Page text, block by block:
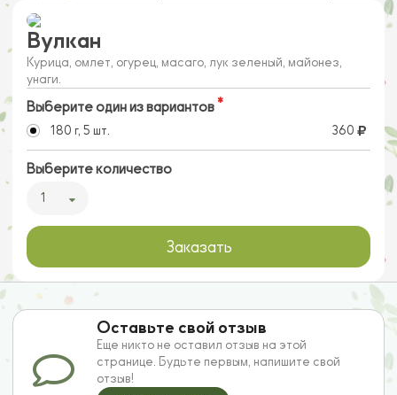
Вулкан
Курица, омлет, огурец, масаго, лук зеленый, майонез,
унаги.
Выберите один из вариантов
180 г, 5 шт. 360
Выберите количество
1
Заказать
Оставьте свой отзыв
Еще никто не оставил отзыв на этой
странице. Будьте первым, напишите свой
отзыв!